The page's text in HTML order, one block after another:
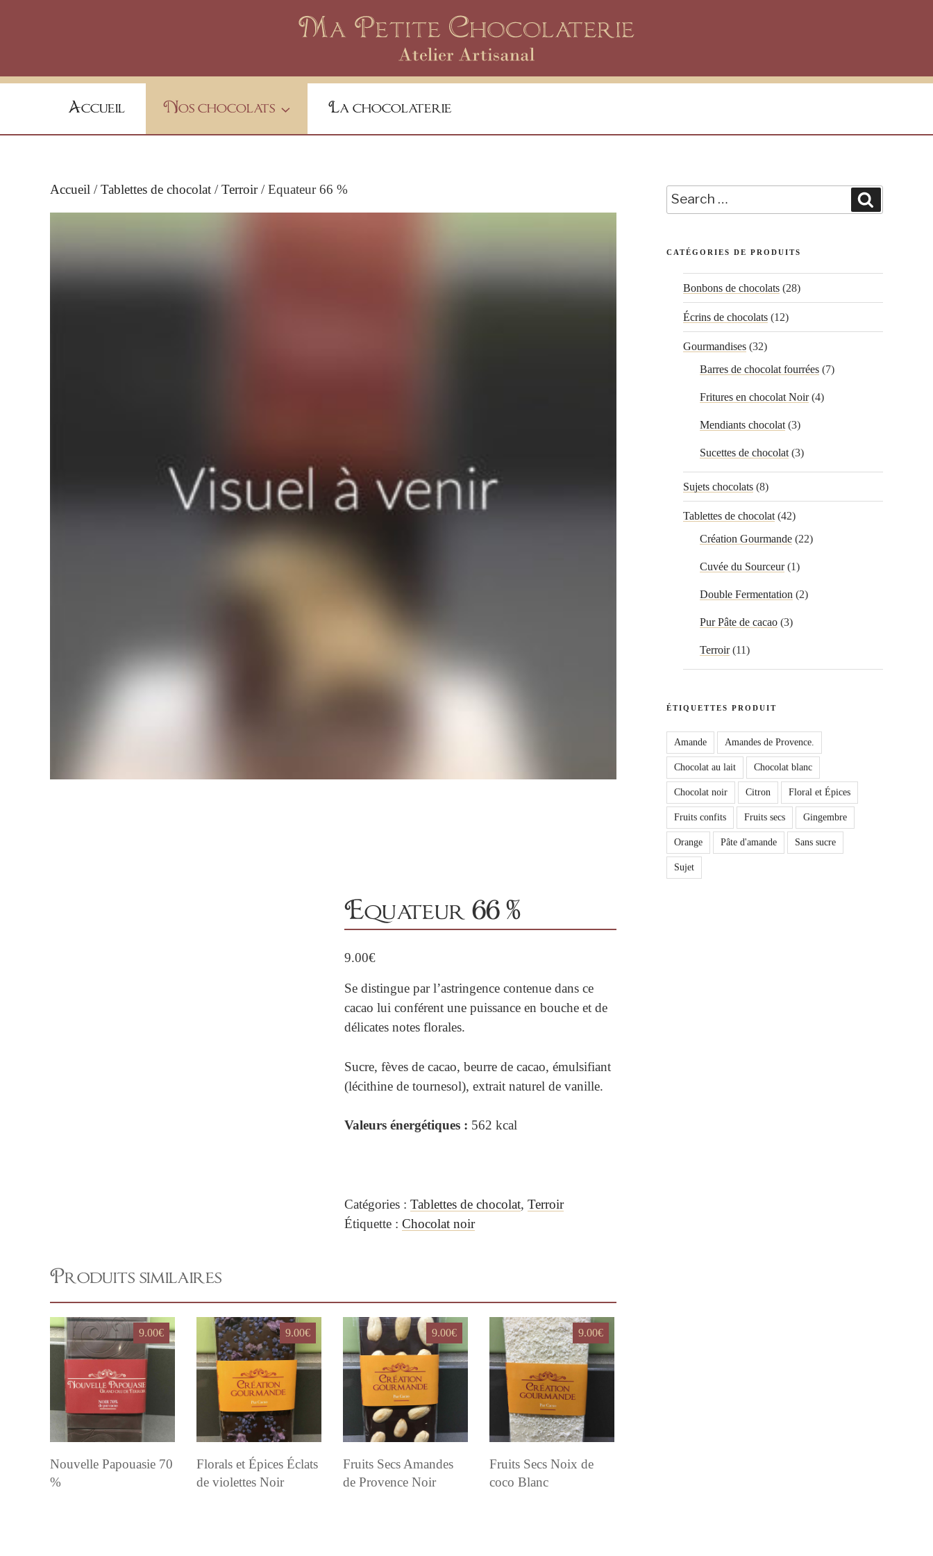
Accueil Nos chocolats La chocolaterie
Accueil /Tablettes de chocolat /Terroir/ Equateur 66 %
Equateur 66 %
9.00€
Se distingue par l’astringence contenue dans ce
cacao lui conférent une puissance en bouche et de
délicates notes florales.
Sucre, fèves de cacao, beurre de cacao, émulsifiant
(lécithine de tournesol), extrait naturel de vanille.
Valeurs énergétiques : 562 kcal
Catégories :Tablettes de chocolat,Terroir
Étiquette :Chocolat noir
Produits similaires
Nouvelle Papouasie 70
%
9.00€
Florals et Épices Éclats
de violettes Noir
9.00€
Fruits Secs Amandes
de Provence Noir
9.00€
Fruits Secs Noix de
coco Blanc
9.00€
Search
for:
CATÉGORIES DE PRODUITS
Bonbons de chocolats (28)
Écrins de chocolats (12)
Gourmandises (32)
Barres de chocolat fourrées (7)
Fritures en chocolat Noir (4)
Mendiants chocolat (3)
Sucettes de chocolat (3)
Sujets chocolats (8)
Tablettes de chocolat (42)
Création Gourmande (22)
Cuvée du Sourceur (1)
Double Fermentation (2)
Pur Pâte de cacao (3)
Terroir (11)
ÉTIQUETTES PRODUIT
Amande Amandes de Provence.
Chocolat au lait Chocolat blanc
Chocolat noir Citron Floral et Épices
Fruits confits Fruits secs Gingembre
Orange Pâte d'amande Sans sucre
Sujet